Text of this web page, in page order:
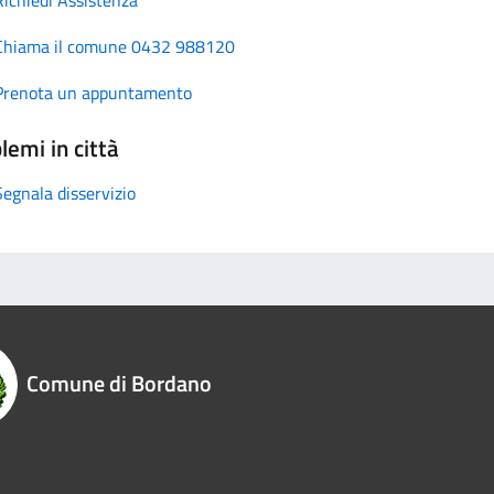
il comune 0432 988120
un appuntamento
in città
disservizio
Comune di Bordano